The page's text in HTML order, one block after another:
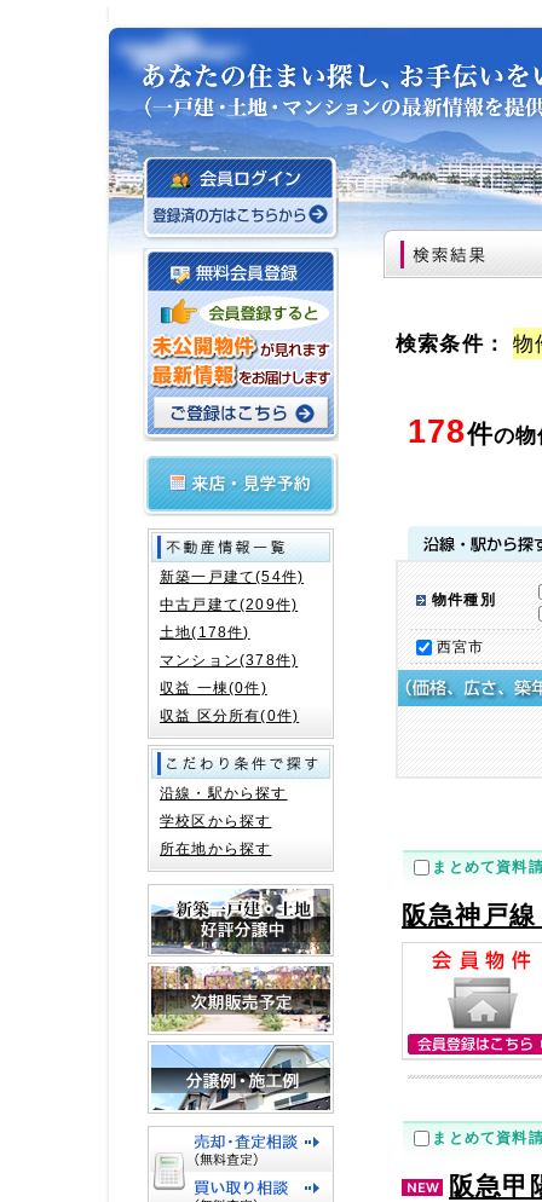
検索条件：物
178件の
物件種別
西宮市
まとめて資料
阪急神戸
まとめて資料
阪急甲
新築一戸建て(54件)
中古戸建て(209件)
土地(178件)
マンション(378件)
収益 一棟(0件)
収益 区分所有(0件)
沿線・駅から探す
学校区から探す
所在地から探す